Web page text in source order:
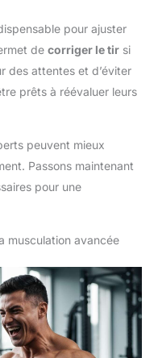
pour ajuster
de corriger le tir si
des attentes et d’éviter
prêts à réévaluer leurs
peuvent mieux
Passons maintenant
pour une
musculation avancée